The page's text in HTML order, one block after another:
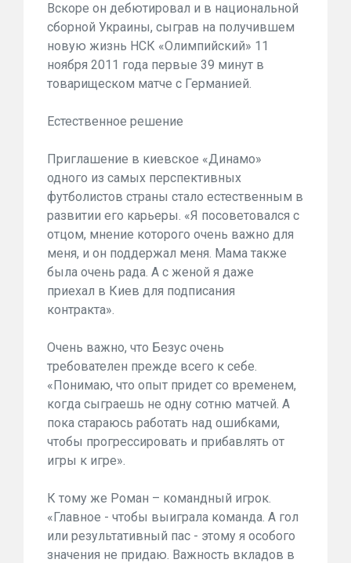
Вскоре он дебютировал и в национальной
сборной Украины, сыграв на получившем
новую жизнь НСК «Олимпийский» 11
ноября 2011 года первые 39 минут в
товарищеском матче с Германией.
Естественное решение
Приглашение в киевское «Динамо»
одного из самых перспективных
футболистов страны стало естественным в
развитии его карьеры. «Я посоветовался с
отцом, мнение которого очень важно для
меня, и он поддержал меня. Мама также
была очень рада. А с женой я даже
приехал в Киев для подписания
контракта».
Очень важно, что Безус очень
требователен прежде всего к себе.
«Понимаю, что опыт придет со временем,
когда сыграешь не одну сотню матчей. А
пока стараюсь работать над ошибками,
чтобы прогрессировать и прибавлять от
игры к игре».
К тому же Роман – командный игрок.
«Главное - чтобы выиграла команда. А гол
или результативный пас - этому я особого
значения не придаю. Важность вкладов в